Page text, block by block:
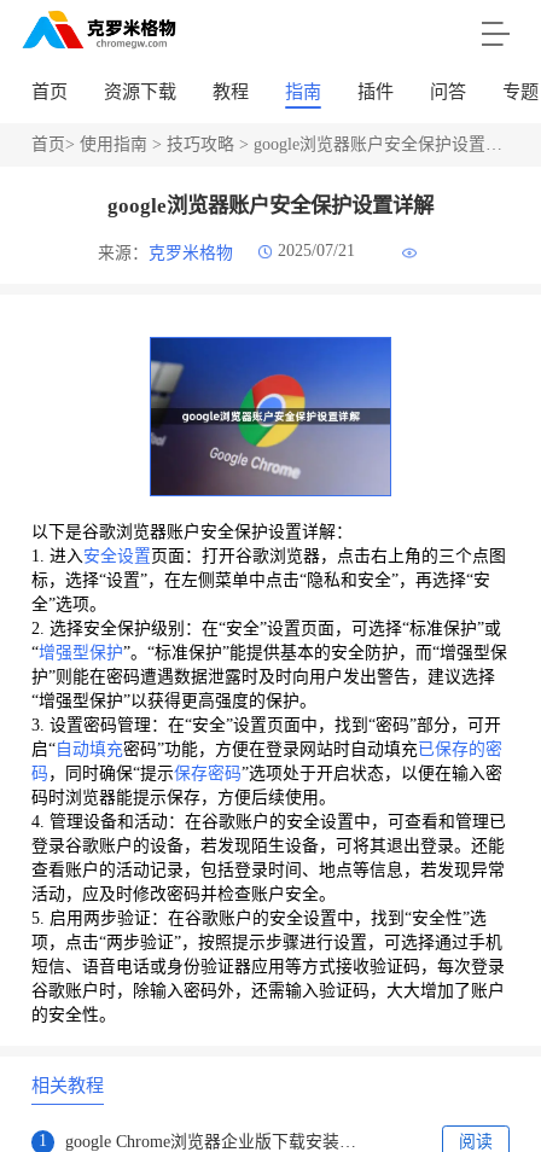
首页 资源下载 教程 指南 插件 问答 专题
首页> 使用指南 > 技巧攻略> google浏览器账户安全保护设置详解
google浏览器账户安全保护设置详解
来源： 克罗米格物 2025/07/21
以下是谷歌浏览器账户安全保护设置详解：
1. 进入 安全设置 页面：打开谷歌浏览器，点击右上角的三个点图
标，选择“设置”，在左侧菜单中点击“隐私和安全”，再选择“安
全”选项。
2. 选择安全保护级别：在“安全”设置页面，可选择“标准保护”或
“增强型保护”。“标准保护”能提供基本的安全防护，而“增强型保
护”则能在密码遭遇数据泄露时及时向用户发出警告，建议选择
“增强型保护”以获得更高强度的保护。
3. 设置密码管理：在“安全”设置页面中，找到“密码”部分，可开
启“自动填充密码”功能，方便在登录网站时自动填充 已保存的密
码 ，同时确保“提示保存密码”选项处于开启状态，以便在输入密
码时浏览器能提示保存，方便后续使用。
4. 管理设备和活动：在谷歌账户的安全设置中，可查看和管理已
登录谷歌账户的设备，若发现陌生设备，可将其退出登录。还能
查看账户的活动记录，包括登录时间、地点等信息，若发现异常
活动，应及时修改密码并检查账户安全。
5. 启用两步验证：在谷歌账户的安全设置中，找到“安全性”选
项，点击“两步验证”，按照提示步骤进行设置，可选择通过手机
短信、语音电话或身份验证器应用等方式接收验证码，每次登录
谷歌账户时，除输入密码外，还需输入验证码，大大增加了账户
的安全性。
相关教程
1 阅读